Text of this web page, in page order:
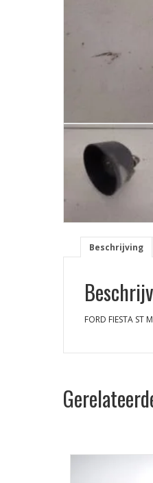
Beschrijving
FORD FIESTA ST